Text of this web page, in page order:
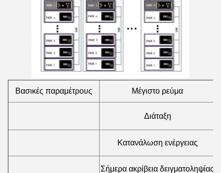
Βασικές παραμέτρους Μέγιστο ρεύμα
Διάταξη
Κατανάλωση ενέργειας
Σήμερα ακρίβεια δειγματοληψίας